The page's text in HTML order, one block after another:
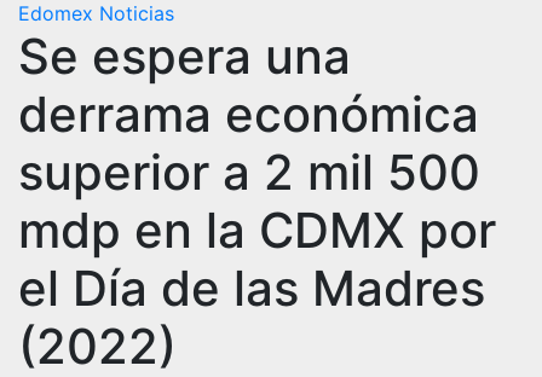
Edomex Noticias
Se espera una
derrama económica
superior a 2 mil 500
mdp en la CDMX por
el Día de las Madres
(2022)